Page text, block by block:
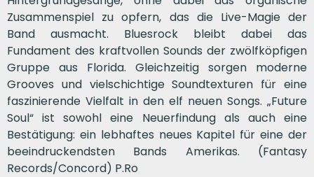
Zusammenspiel zu opfern, das die Live-Magie der
Band ausmacht. Bluesrock bleibt dabei das
Fundament des kraftvollen Sounds der zwölfköpfigen
Gruppe aus Florida. Gleichzeitig sorgen moderne
Grooves und vielschichtige Soundtexturen für eine
faszinierende Vielfalt in den elf neuen Songs. „Future
Soul“ ist sowohl eine Neuerfindung als auch eine
Bestätigung: ein lebhaftes neues Kapitel für eine der
beeindruckendsten Bands Amerikas. (Fantasy
Records/Concord) P.Ro